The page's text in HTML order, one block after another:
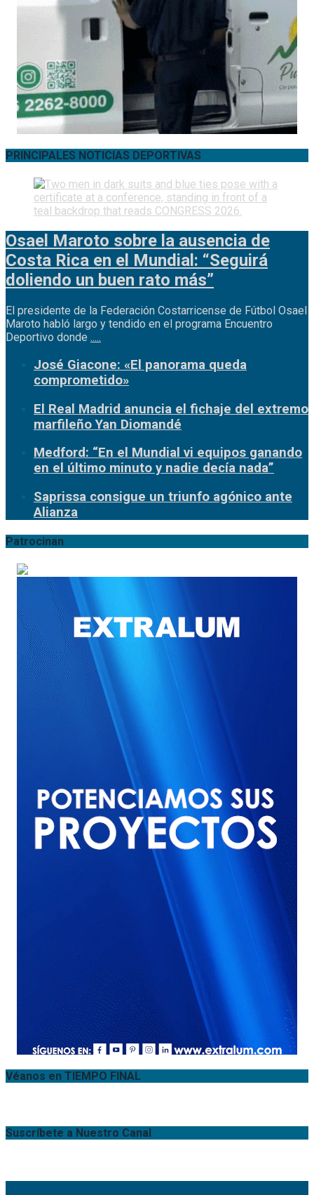
PRINCIPALES NOTICIAS DEPORTIVAS
Osael Maroto sobre la ausencia de
Costa Rica en el Mundial: “Seguirá
doliendo un buen rato más”
El presidente de la Federación Costarricense de Fútbol Osael
Maroto habló largo y tendido en el programa Encuentro
Deportivo donde .....
José Giacone: «El panorama queda
comprometido»
El Real Madrid anuncia el fichaje del extremo
marfileño Yan Diomandé
Medford: “En el Mundial vi equipos ganando
en el último minuto y nadie decía nada”
Saprissa consigue un triunfo agónico ante
Alianza
Patrocinan
Véanos en TIEMPO FINAL
Suscríbete a Nuestro Canal